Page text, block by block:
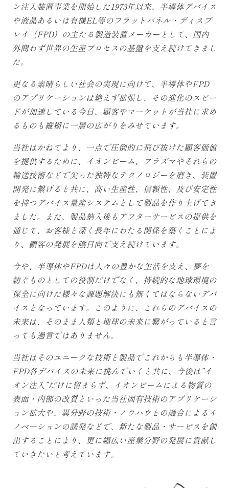
ン注入装置事業を開始した1973年以来、半導体デバイス
や液晶あるいは有機EL等のフラットパネル・ディスプ
レイ（FPD）の主たる製造装置メーカーとして、国内
外問わず世界の生産プロセスの基盤を支え続けてきまし
た。
更なる素晴らしい社会の実現に向けて、半導体やFPD
のアプリケーションは絶えず拡張し、その進化のスピー
ドが加速している今日、顧客やマーケットが当社に求め
るものも縦横に一層の広がりをみせています。
当社はかねてより、一点で圧倒的に飛び抜けた顧客価値
を提供するために、イオンビーム、プラズマやそれらの
輸送技術などで尖った独特なテクノロジーを磨き、装置
開発に繋げると共に、高い生産性、信頼性、及び安定性
を持つデバイス量産システムとして製品を作り上げてき
ました。また、製品納入後もアフターサービスの提供を
通じて、お客様と深く長年にわたる関係を築くことによ
り、顧客の発展を陰日向で支え続けています。
今や、半導体やFPDは人々の豊かな生活を支え、夢を
紡ぐものとしての役割だけでなく、持続的な地球環境の
保全に向けた様々な課題解決にも無くてはならないデバ
イスとなっています。このように、これらのデバイスの
未来は、そのまま人類と地球の未来に繋がっていると言
っても過言ではありません。
当社はそのユニークな技術と製品でこれからも半導体・
FPD各デバイスの未来に挑んでいくと共に、今後は”イ
オン注入”だけに留まらず、イオンビームによる物質の
表面・内部の改質といった当社固有技術のアプリケーシ
ョン拡大や、異分野の技術・ノウハウとの融合によるイ
ノベーションの誘発などで、新たな製品・サービスを創
出することにより、更に幅広い産業分野の発展に貢献し
ていきたいと考えています。